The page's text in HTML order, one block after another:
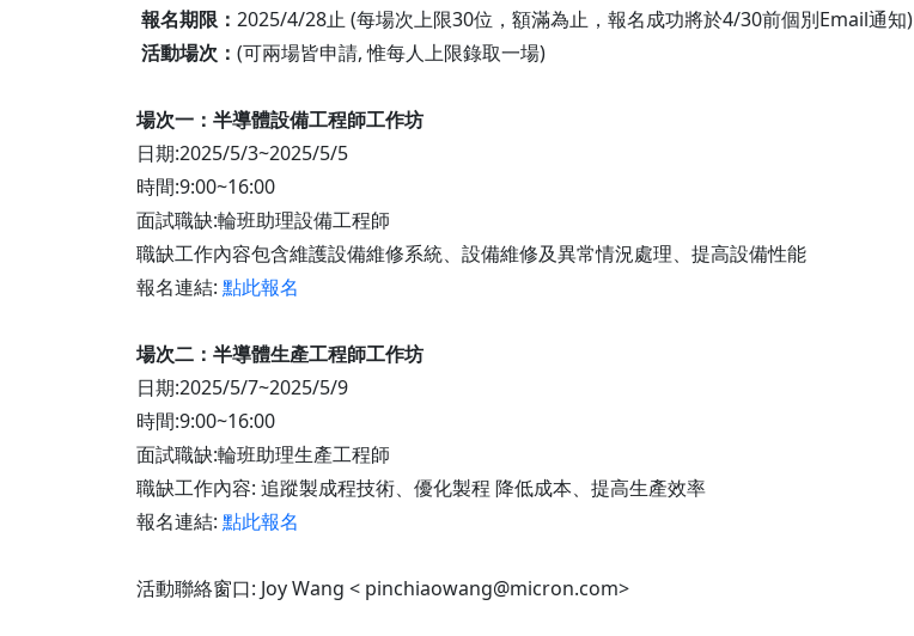
報名期限： 2025/4/28止 (每場次上限30位，額滿為止，報名成功將於4/30前個別Email通知)
活動場次： (可兩場皆申請, 惟每人上限錄取一場)
場次一：半導體設備工程師工作坊
日期:2025/5/3~2025/5/5
時間:9:00~16:00
面試職缺:輪班助理設備工程師
職缺工作內容包含維護設備維修系統、設備維修及異常情況處理、提高設備性能
報名連結: 點此報名
場次二：半導體生產工程師工作坊
日期:2025/5/7~2025/5/9
時間:9:00~16:00
面試職缺:輪班助理生產工程師
職缺工作內容: 追蹤製成程技術、優化製程 降低成本、提高生產效率
報名連結: 點此報名
活動聯絡窗口: Joy Wang < pinchiaowang@micron.com>